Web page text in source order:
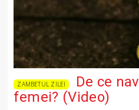
ZAMBETUL ZILEI
De ce
femei? (Video)